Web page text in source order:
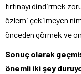
fırtınayı dindirmek
özlemi çekilmeyen
önceden görmek ve
Sonuç olarak
önemli iki şey